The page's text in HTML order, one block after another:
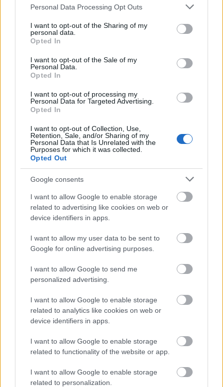
Please note that this website/app uses one or more Google
not limited to your visit or usage behaviour. You may click to
grant or deny consent to Google and its third-party tags to
use your data for below specified purposes in below Google
consent section.
Personal Data Processing Opt Outs
I want to opt-out of the Sharing of my
personal data.
Opted In
I want to opt-out of the Sale of my
Personal Data.
Opted In
I want to opt-out of processing my
Personal Data for Targeted Advertising.
Opted In
I want to opt-out of Collection, Use,
Retention, Sale, and/or Sharing of my
Personal Data that Is Unrelated with the
Purposes for which it was collected.
Opted Out
Google consents
I want to allow Google to enable storage
related to advertising like cookies on web or
device identifiers in apps.
I want to allow my user data to be sent to
Google for online advertising purposes.
I want to allow Google to send me
personalized advertising.
I want to allow Google to enable storage
related to analytics like cookies on web or
device identifiers in apps.
I want to allow Google to enable storage
related to functionality of the website or app.
I want to allow Google to enable storage
related to personalization.
κατάσταση της υγείας τους (εγκυμοσύνη ή λοχεία).
Οι εν λόγω υποψήφιες θα ενημερωθούν σε
μεταγενέστερο χρόνο σχετικά με τον χρόνο
Όσοι/ες υποψήφιοι/ες δεν πληρούν τις
προϋποθέσεις ή δεν προσκομίσουν το δελτίο
υγειονομικής εξέτασης κατάλληλα συμπληρωμένο
προθεσμίας (από 15/06/2026 έως και 29/06/2026),
αποκλείονται από την περαιτέρω διαδικασία
(αποκλεισμός από τη συμμετοχή στις Αθλητικές και
Ψυχοτεχνικές δοκιμασίες).
Όσοι/ες υποψήφιοι/ες κριθούν ότι διαθέτουν
υγειονομική καταλληλότατα, θα κληθούν με
νεότερη ανακοίνωση
να λάβουν μέρος στις
προβλεπόμενες από την προκήρυξη
αθλητικές
1Κ-2024 ΠΕ
1Κ-2024 ΤΕ